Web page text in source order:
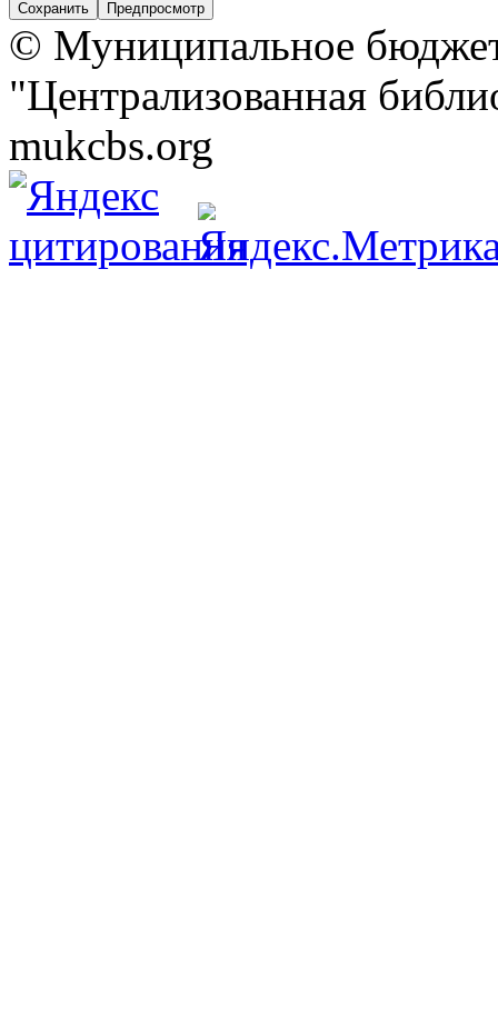
© Муниципальное
"Централизованная
mukcbs.org